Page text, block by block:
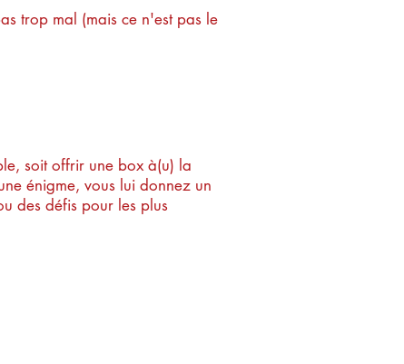
trop mal (mais ce n'est pas le
soit offrir une box à(u) la
énigme, vous lui donnez un
des défis pour les plus